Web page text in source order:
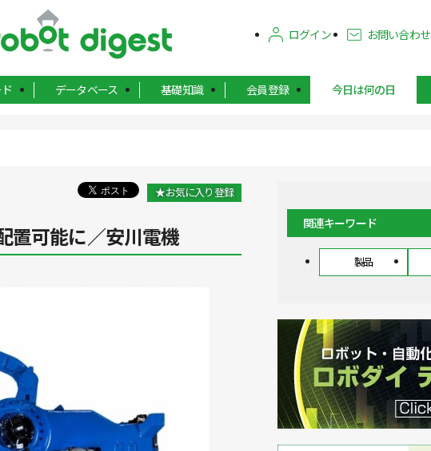
ログイン お問い合わせ
データベース 基礎知識 会員登録 今日は何の日
★お気に入り登録
置可能に／安川電機
関連キーワード
製品